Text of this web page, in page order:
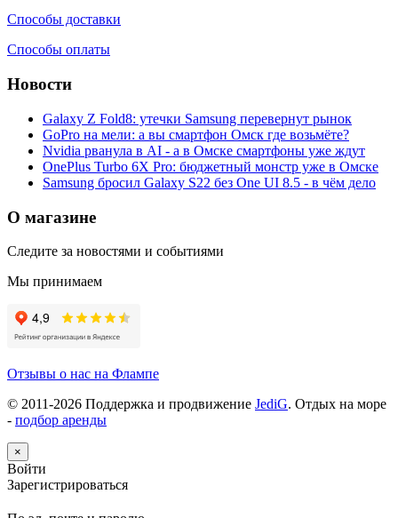
Способы доставки
Способы оплаты
Новости
Galaxy Z Fold8: утечки Samsung перевернут рынок
GoPro на мели: а вы смартфон Омск где возьмёте?
Nvidia рванула в AI - а в Омске смартфоны уже ждут
OnePlus Turbo 6X Pro: бюджетный монстр уже в Омске
Samsung бросил Galaxy S22 без One UI 8.5 - в чём дело
О магазине
Следите за новостями и событиями
Мы принимаем
Отзывы о нас на Флампе
© 2011-2026 Поддержка и продвижение JediG. Отдых на море
- подбор аренды
×
Войти
Зарегистрироваться